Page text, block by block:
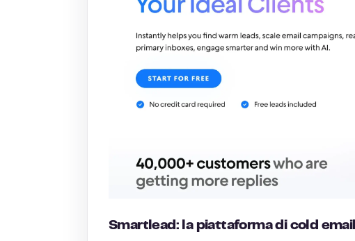
Smartlead: la piattaforma di cold